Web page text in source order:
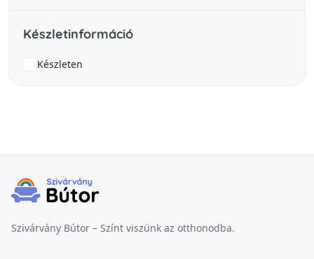
Készletinformáció
Készleten
Szivárvány Bútor – Színt viszünk az otthonodba.